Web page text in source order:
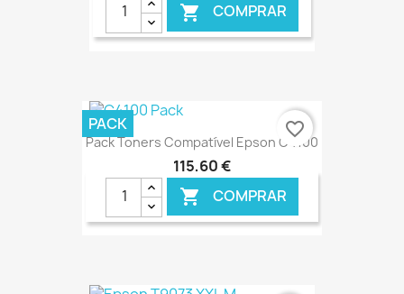
 COMPRAR
€ ONLINE
Pack Toners Compatível Epson C4100
115,60 €
 COMPRAR
PACK favorite_border